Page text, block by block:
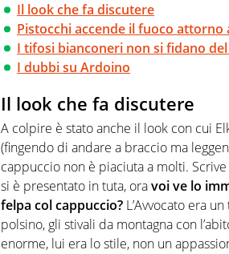
Il look che fa discutere
Pistocchi accende il fuoco attorno
I tifosi bianconeri non si fidano
I dubbi su Ardoino
Il look che fa discutere
A colpire è stato anche il look con cui
(fingendo di andare a braccio ma
cappuccio non è piaciuta a molti.
si è presentato in tuta, oravoi ve lo
felpa col cappuccio? L’Avvocato era
polsino, gli stivali da montagna con
enorme, lui era lo stile, non un